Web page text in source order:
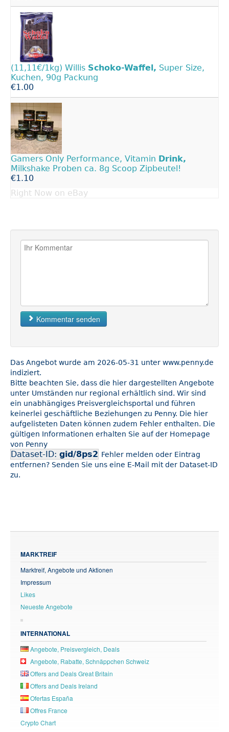
(11,11€/1kg) Willis Schoko-Waffel, Super Size,
Kuchen, 90g Packung
€1.00
Gamers Only Performance, Vitamin Drink,
Milkshake Proben ca. 8g Scoop Zipbeutel!
€1.10
Right Now on eBay
Kommentar senden
Das Angebot wurde am 2026-05-31 unter www.penny.de
indiziert.
Bitte beachten Sie, dass die hier dargestellten Angebote
unter Umständen nur regional erhältlich sind. Wir sind
ein unabhängiges Preisvergleichsportal und führen
keinerlei geschäftliche Beziehungen zu Penny. Die hier
aufgelisteten Daten können zudem Fehler enthalten. Die
gültigen Informationen erhalten Sie auf der Homepage
von Penny
Dataset-ID: gid/8ps2 Fehler melden oder Eintrag
entfernen? Senden Sie uns eine E-Mail mit der Dataset-ID
zu.
MARKTREIF
Marktreif, Angebote und Aktionen
Impressum
Likes
Neueste Angebote
INTERNATIONAL
Angebote, Preisvergleich, Deals
Angebote, Rabatte, Schnäppchen Schweiz
Offers and Deals Great Britain
Offers and Deals Ireland
Ofertas España
Offres France
Crypto Chart